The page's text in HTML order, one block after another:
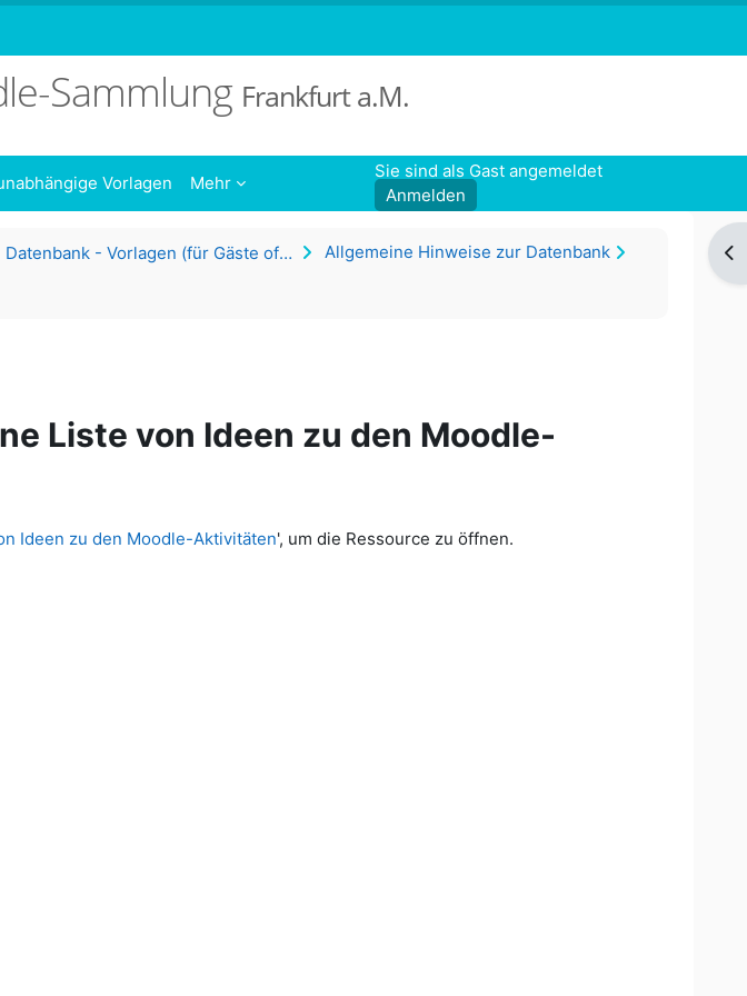
Sammlung Frankfurt a.M.
Vorlagen Mehr
Sie sind als Gast angemeldet
Anmelden
Datenbank - Vorlagen (für Gäste offen)
Allgemeine Hinweise zur Datenbank
Liste von Ideen zu den Moodle-
Ideen zu den Moodle-Aktivitäten', um die Ressource zu öffnen.